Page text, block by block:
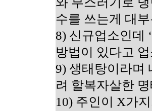
수를 쓰는게 대
8) 신규업소인데
방법이 있다고
9) 생태탕이라며
려 할복자살한
10) 주인이 X가